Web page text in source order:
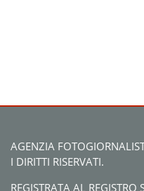
AGENZIA
I DIRITTI RISERVATI.
REGISTRATA AL